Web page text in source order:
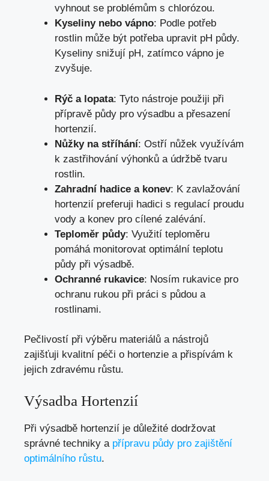
vyhnout se problémům s chlorózou.
Kyseliny nebo vápno: Podle potřeb
rostlin může být potřeba upravit pH půdy.
Kyseliny snižují pH, zatímco vápno je
zvyšuje.
Rýč a lopata: Tyto nástroje použiji při
přípravě půdy pro výsadbu a přesazení
hortenzií.
Nůžky na stříhání: Ostří nůžek využívám
k zastřihování výhonků a údržbě tvaru
rostlin.
Zahradní hadice a konev: K zavlažování
hortenzií preferuji hadici s regulací proudu
vody a konev pro cílené zalévání.
Teploměr půdy: Využití teploměru
pomáhá monitorovat optimální teplotu
půdy při výsadbě.
Ochranné rukavice: Nosím rukavice pro
ochranu rukou při práci s půdou a
rostlinami.
Pečlivostí při výběru materiálů a nástrojů
zajišťuji kvalitní péči o hortenzie a přispívám k
jejich zdravému růstu.
Výsadba Hortenzií
Při výsadbě hortenzií je důležité dodržovat
správné techniky a přípravu půdy pro zajištění
optimálního růstu.